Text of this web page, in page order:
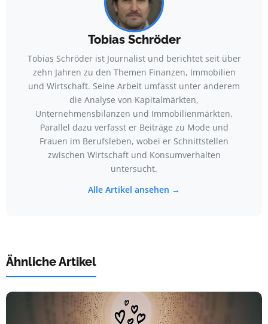
Tobias Schröder
Tobias Schröder ist Journalist und berichtet seit über
zehn Jahren zu den Themen Finanzen, Immobilien
und Wirtschaft. Seine Arbeit umfasst unter anderem
die Analyse von Kapitalmärkten,
Unternehmensbilanzen und Immobilienmärkten.
Parallel dazu verfasst er Beiträge zu Mode und
Frauen im Berufsleben, wobei er Schnittstellen
zwischen Wirtschaft und Konsumverhalten
untersucht.
Alle Artikel ansehen →
Ähnliche Artikel